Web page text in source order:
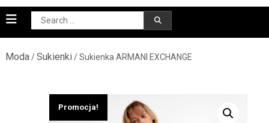
Search
for:
Moda/Sukienki/ Sukienka ARMANI EXCHANGE
Promocja!